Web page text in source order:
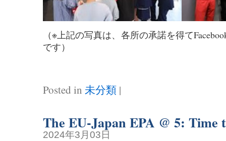
（※上記の写真は、各所の承諾を得て
です）
Posted in 未分類|
The EU-Japan EPA @ 5: Time
2024年3月03日